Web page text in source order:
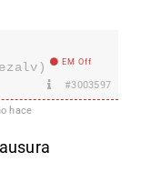
EM Off
#3003597
hace